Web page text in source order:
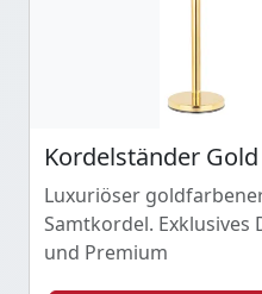
Kordelständer
Luxuriöser
Samtkordel. Exklusives
und Premium